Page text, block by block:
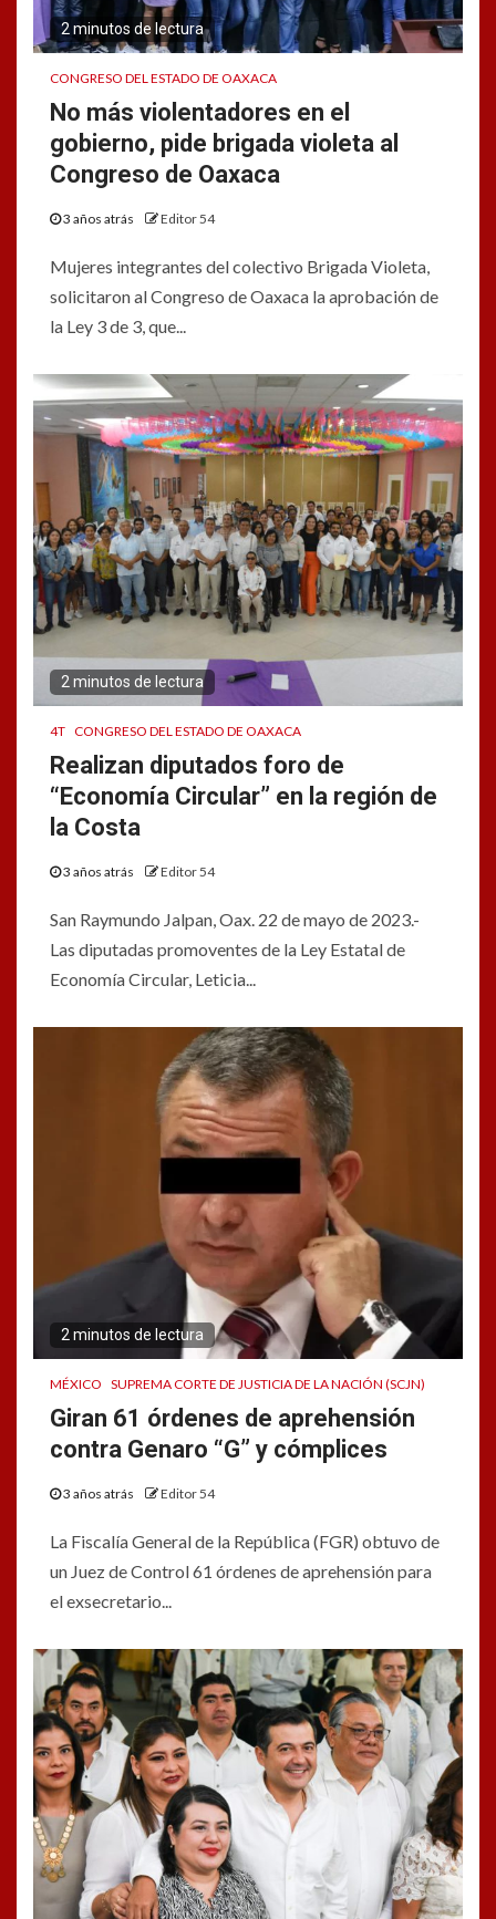
2 minutos de lectura
CONGRESO DEL ESTADO DE OAXACA
No más violentadores en el
gobierno, pide brigada violeta al
Congreso de Oaxaca
3 años atrás Editor 54
Mujeres integrantes del colectivo Brigada Violeta,
solicitaron al Congreso de Oaxaca la aprobación de
la Ley 3 de 3, que...
2 minutos de lectura
4T CONGRESO DEL ESTADO DE OAXACA
Realizan diputados foro de
“Economía Circular” en la región de
la Costa
3 años atrás Editor 54
San Raymundo Jalpan, Oax. 22 de mayo de 2023.-
Las diputadas promoventes de la Ley Estatal de
Economía Circular, Leticia...
2 minutos de lectura
MÉXICO SUPREMA CORTE DE JUSTICIA DE LA NACIÓN (SCJN)
Giran 61 órdenes de aprehensión
contra Genaro “G” y cómplices
3 años atrás Editor 54
La Fiscalía General de la República (FGR) obtuvo de
un Juez de Control 61 órdenes de aprehensión para
el exsecretario...